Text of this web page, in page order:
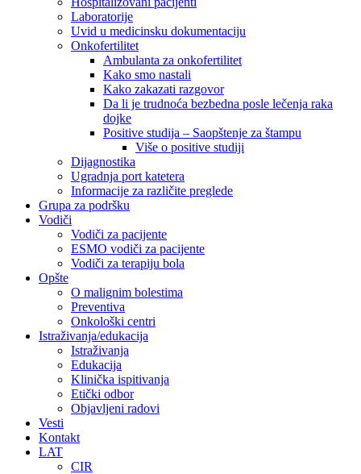
Laboratorije
Uvid u medicinsku dokumentaciju
Onkofertilitet
Ambulanta za onkofertilitet
Kako smo nastali
Kako zakazati razgovor
Da li je trudnoća bezbedna posle lečenja raka
dojke
Positive studija – Saopštenje za štampu
Više o positive studiji
Dijagnostika
Ugradnja port katetera
Informacije za različite preglede
Grupa za podršku
Vodiči
Vodiči za pacijente
ESMO vodiči za pacijente
Vodiči za terapiju bola
Opšte
O malignim bolestima
Preventiva
Onkološki centri
Istraživanja/edukacija
Istraživanja
Edukacija
Klinička ispitivanja
Etički odbor
Objavljeni radovi
Vesti
Kontakt
LAT
CIR